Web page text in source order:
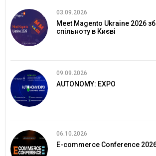
03.09.2026
Meet Magento Ukraine 2026
спільноту в Києві
09.09.2026
AUTONOMY: EXPO
06.10.2026
E-commerce Conference